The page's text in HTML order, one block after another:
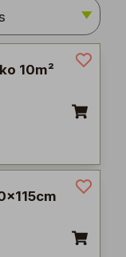
10m²